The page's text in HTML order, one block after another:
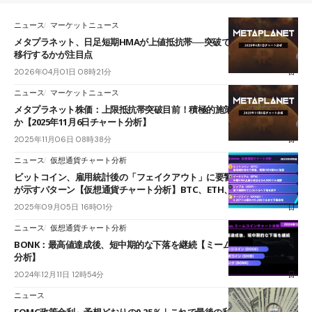
ニュース マーケットニュース
メタプラネット、日足短期HMAが上値抵抗帯──突破で一段上の展開に
移行するかが注目点
2026年04月01日 08時21分
ニュース マーケットニュース
メタプラネット株価：上限抵抗帯突破目前！積極的施策が好材料となる
か【2025年11月6日チャート分析】
2025年11月06日 08時38分
ニュース 仮想通貨チャート分析
ビットコイン、雇用統計後の「フェイクアウト」に要警戒─過去データ
が示すパターン【仮想通貨チャート分析】BTC、ETH、XRP、DOGE
2025年09月05日 16時01分
ニュース 仮想通貨チャート分析
BONK：最高値達成後、短中期的な下落を継続【ミームコインチャート
分析】
2024年12月11日 12時54分
ニュース